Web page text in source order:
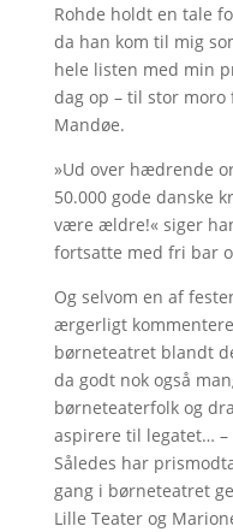
Rohde holdt en tale
da han kom til mig
hele listen med min
dag op – til stor
Mandøe.
»Ud over hædrende
50.000 gode danske
være ældre!« siger
fortsatte med fri bar
Og selvom en af
ærgerligt
børneteatret blandt
da godt nok også
børneteaterfolk og
aspirere til legatet…
Således har
gang i børneteatret
Lille Teater og